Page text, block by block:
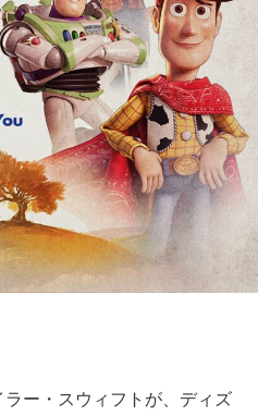
ー・スウィフトが、ディズ